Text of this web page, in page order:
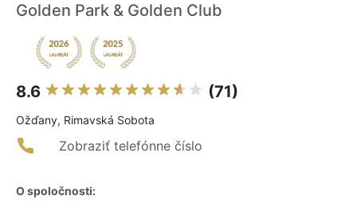
Golden Park & Golden Club
8.6 (71)
Ožďany, Rimavská Sobota
Zobraziť telefónne číslo
O spoločnosti: